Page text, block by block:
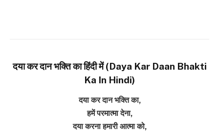
दया कर दान भक्ति का हिंदी में (Daya Kar Daan Bhakti
Ka In Hindi)
दया कर दान भक्ति का,
हमें परमात्मा देना,
दया करना हमारी आत्मा को,